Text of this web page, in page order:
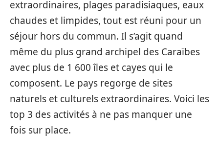
extraordinaires, plages paradisiaques, eaux
chaudes et limpides, tout est réuni pour un
séjour hors du commun. Il s’agit quand
même du plus grand archipel des Caraïbes
avec plus de 1 600 îles et cayes qui le
composent. Le pays regorge de sites
naturels et culturels extraordinaires. Voici les
top 3 des activités à ne pas manquer une
fois sur place.